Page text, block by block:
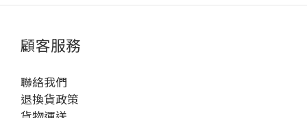
顧客服務
聯絡我們
退換貨政策